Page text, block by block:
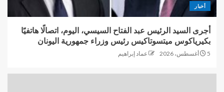
أخبار
أجرى السيد الرئيس عبد الفتاح السيسي، اليوم، اتصالًا هاتفيًا
بكيرياكوس ميتسوتاكيس رئيس وزراء جمهورية اليونان
5 أغسطس، 2026 عماد إبراهيم